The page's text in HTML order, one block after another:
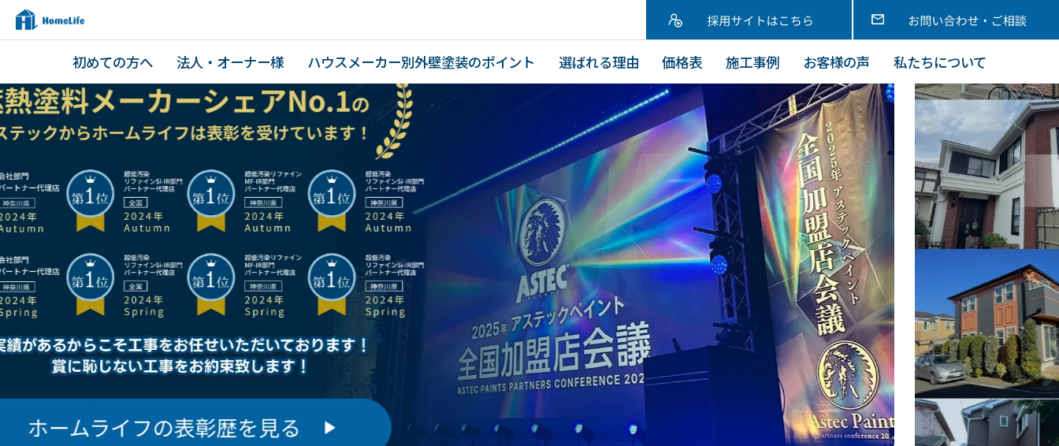
初めての方へ 法人・オーナー様 ハウスメーカー別外壁塗装のポイント 選ばれる理由 価格表 施工事例 お客様の声 私たちについて